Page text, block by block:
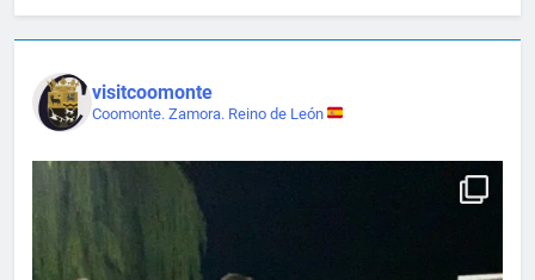
visitcoomonte
Coomonte. Zamora. Reino de León